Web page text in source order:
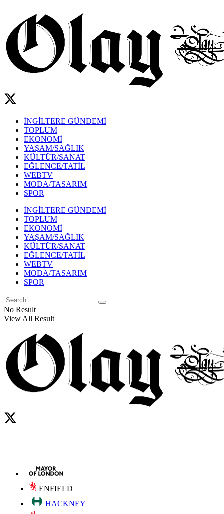
İNGİLTERE GÜNDEMİ
TOPLUM
EKONOMİ
YAŞAM/SAĞLIK
KÜLTÜR/SANAT
EĞLENCE/TATİL
WEBTV
MODA/TASARIM
SPOR
İNGİLTERE GÜNDEMİ
TOPLUM
EKONOMİ
YAŞAM/SAĞLIK
KÜLTÜR/SANAT
EĞLENCE/TATİL
WEBTV
MODA/TASARIM
SPOR
No Result
View All Result
ENFIELD
HACKNEY